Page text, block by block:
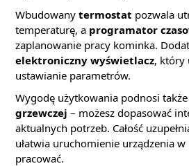
Wbudowany termostat pozwala
temperaturę, a programator
zaplanowanie pracy kominka.
elektroniczny wyświetlacz, który
ustawianie parametrów.
Wygodę użytkowania podnosi także
grzewczej – możesz dopasować
aktualnych potrzeb. Całość
ułatwia uruchomienie urządzenia
pracować.